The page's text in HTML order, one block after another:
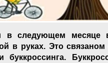
в следующем
в руках. Это
буккроссинга.